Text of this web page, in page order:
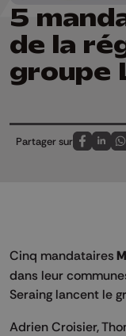
5
de la
groupe
Partager sur
Partagez
Cinq mandataires
dans leur
Seraing lancent le
Adrien Croisier,